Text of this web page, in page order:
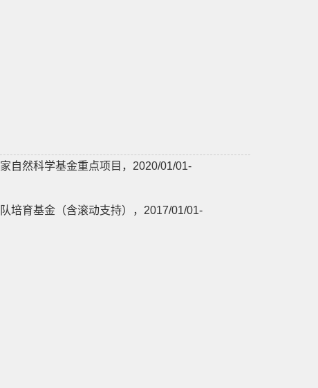
自然科学基金重点项目，2020/01/01-
培育基金（含滚动支持），2017/01/01-